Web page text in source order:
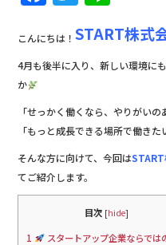
c
e
o
o
k
w
it
te
n
e
こんにちは！START株式
4月も後半に入り、新しい環境に
か
「せっかく働くなら、やりがいの
「もっと成長できる場所で働きた
そんな方に向けて、今回は
てご紹介します。
目次 [hide]
1
スタートアップ企業ならでは